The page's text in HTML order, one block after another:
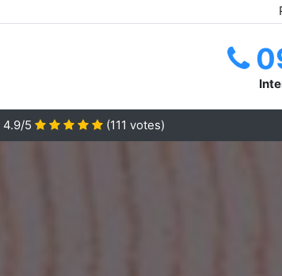
4.9/5 (111 votes)